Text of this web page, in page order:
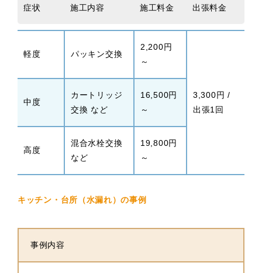
症状 施工内容 施工料金 出張料金
軽度 パッキン交換
2,200円
～
3,300円 /
出張1回
中度
カートリッジ
交換 など
16,500円
～
高度
混合水栓交換
など
19,800円
～
キッチン・台所（水漏れ）の事例
事例内容